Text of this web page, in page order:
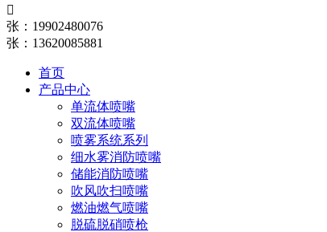

张：19902480076
张：13620085881
首页
产品中心
单流体喷嘴
双流体喷嘴
喷雾系统系列
细水雾消防喷嘴
储能消防喷嘴
吹风吹扫喷嘴
燃油燃气喷嘴
脱硫脱硝喷枪